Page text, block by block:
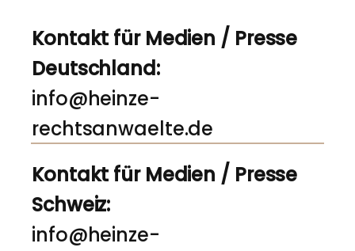
Kontakt für Medien / Presse
Deutschland:
info@heinze-
rechtsanwaelte.de
Kontakt für Medien / Presse
Schweiz:
info@heinze-